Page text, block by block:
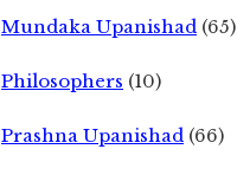
Mundaka Upanishad (65)
Philosophers (10)
Prashna Upanishad (66)